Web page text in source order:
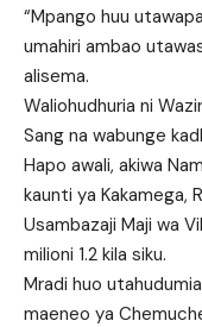
“Mpango huu
umahiri ambao
alisema.
Waliohudhuria ni
Sang na wabunge
Hapo awali, akiwa
kaunti ya Kakamega,
Usambazaji Maji wa
milioni 1.2 kila siku.
Mradi huo
maeneo ya